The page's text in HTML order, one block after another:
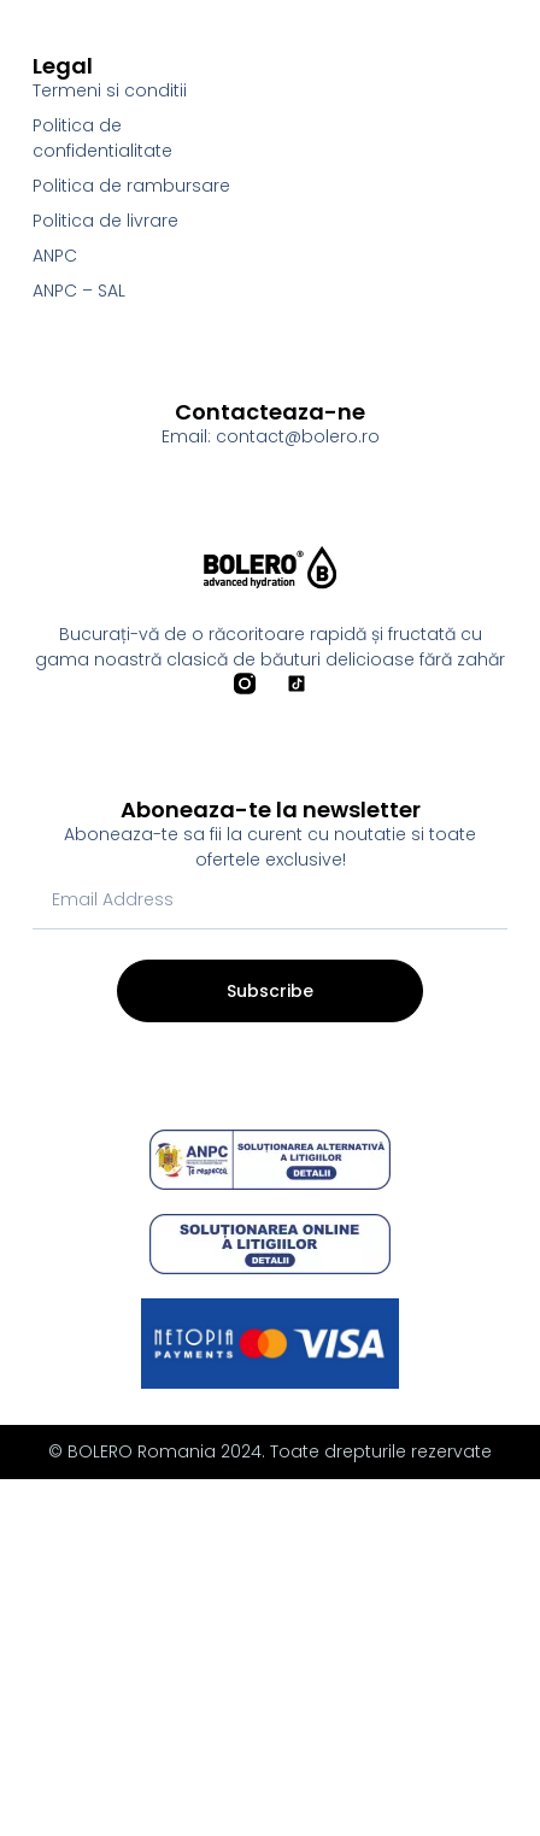
Bucurați-vă de o răcoritoare rapidă și fructată cu
gama noastră clasică de băuturi delicioase fără zahăr
Legal
Termeni si conditii
Politica de
confidentialitate
Politica de rambursare
Politica de livrare
ANPC
ANPC – SAL
Contacteaza-ne
Email: contact@bolero.ro
Aboneaza-te la newsletter
Aboneaza-te sa fii la curent cu noutatie si toate
ofertele exclusive!
Subscribe
© BOLERO Romania 2024. Toate drepturile rezervate